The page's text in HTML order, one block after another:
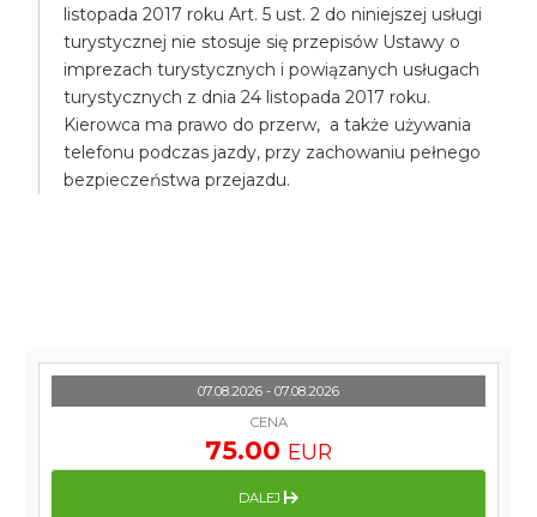
listopada 2017 roku Art. 5 ust. 2 do niniejszej usługi
turystycznej nie stosuje się przepisów Ustawy o
imprezach turystycznych i powiązanych usługach
turystycznych z dnia 24 listopada 2017 roku.
Kierowca ma prawo do przerw, a także używania
telefonu podczas jazdy, przy zachowaniu pełnego
bezpieczeństwa przejazdu.
07.08.2026 - 07.08.2026
CENA
75.00 EUR
DALEJ